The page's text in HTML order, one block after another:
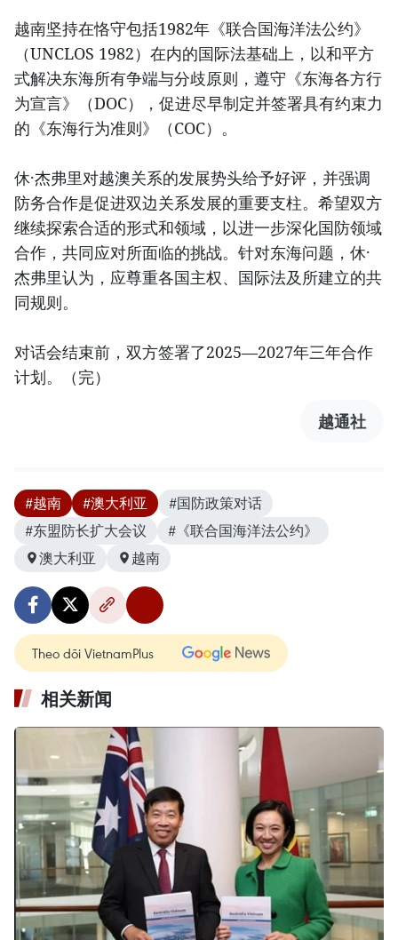
越南坚持在恪守包括1982年《联合国海洋法公约》
（UNCLOS 1982）在内的国际法基础上，以和平方
式解决东海所有争端与分歧原则，遵守《东海各方行
为宣言》（DOC），促进尽早制定并签署具有约束力
的《东海行为准则》（COC）。
休·杰弗里对越澳关系的发展势头给予好评，并强调
防务合作是促进双边关系发展的重要支柱。希望双方
继续探索合适的形式和领域，以进一步深化国防领域
合作，共同应对所面临的挑战。针对东海问题，休·
杰弗里认为，应尊重各国主权、国际法及所建立的共
同规则。
对话会结束前，双方签署了2025—2027年三年合作
计划。（完）
越通社
#越南 #澳大利亚
#国防政策对话
#东盟防长扩大会议
#《联合国海洋法公约》
澳大利亚
越南
Theo dõi VietnamPlus
相关新闻